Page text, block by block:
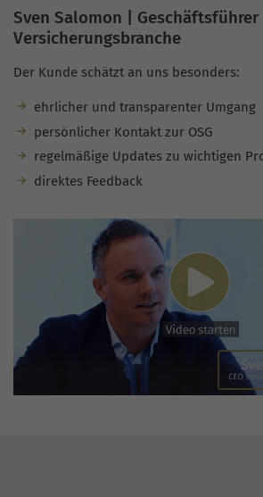
Sven Salomon |
Versicherungsbranche
Der Kunde schätzt an uns besonders:
ehrlicher und transparenter Umgang
persönlicher Kontakt zur OSG
regelmäßige Updates zu wichtigen
direktes Feedback